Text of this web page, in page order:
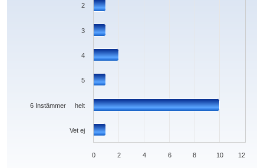
Vet ej
6 Instämmer helt
5
4
3
2
0 2 4 6 8 10 12